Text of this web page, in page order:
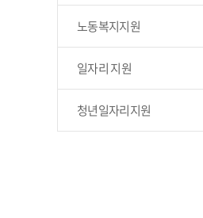
노동복지지원
일자리 지원
청년일자리지원